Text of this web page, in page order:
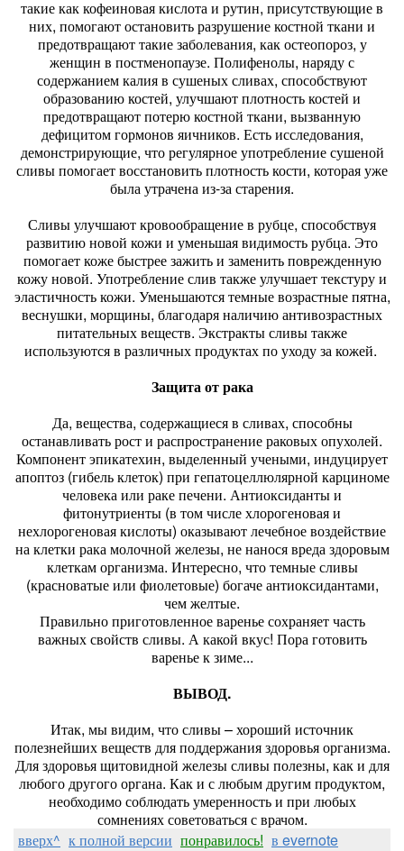
такие как кофеиновая кислота и рутин, присутствующие в
них, помогают остановить разрушение костной ткани и
предотвращают такие заболевания, как остеопороз, у
женщин в постменопаузе. Полифенолы, наряду с
содержанием калия в сушеных сливах, способствуют
образованию костей, улучшают плотность костей и
предотвращают потерю костной ткани, вызванную
дефицитом гормонов яичников. Есть исследования,
демонстрирующие, что регулярное употребление сушеной
сливы помогает восстановить плотность кости, которая уже
была утрачена из-за старения.
Сливы улучшают кровообращение в рубце, способствуя
развитию новой кожи и уменьшая видимость рубца. Это
помогает коже быстрее зажить и заменить поврежденную
кожу новой. Употребление слив также улучшает текстуру и
эластичность кожи. Уменьшаются темные возрастные пятна,
веснушки, морщины, благодаря наличию антивозрастных
питательных веществ. Экстракты сливы также
используются в различных продуктах по уходу за кожей.
Защита от рака
Да, вещества, содержащиеся в сливах, способны
останавливать рост и распространение раковых опухолей.
Компонент эпикатехин, выделенный учеными, индуцирует
апоптоз (гибель клеток) при гепатоцеллюлярной карциноме
человека или раке печени. Антиоксиданты и
фитонутриенты (в том числе хлорогеновая и
нехлорогеновая кислоты) оказывают лечебное воздействие
на клетки рака молочной железы, не нанося вреда здоровым
клеткам организма. Интересно, что темные сливы
(красноватые или фиолетовые) богаче антиоксидантами,
чем желтые.
Правильно приготовленное варенье сохраняет часть
важных свойств сливы. А какой вкус! Пора готовить
варенье к зиме...
ВЫВОД.
Итак, мы видим, что сливы – хороший источник
полезнейших веществ для поддержания здоровья организма.
Для здоровья щитовидной железы сливы полезны, как и для
любого другого органа. Как и с любым другим продуктом,
необходимо соблюдать умеренность и при любых
сомнениях советоваться с врачом.
вверх^ к полной версии понравилось! в evernote